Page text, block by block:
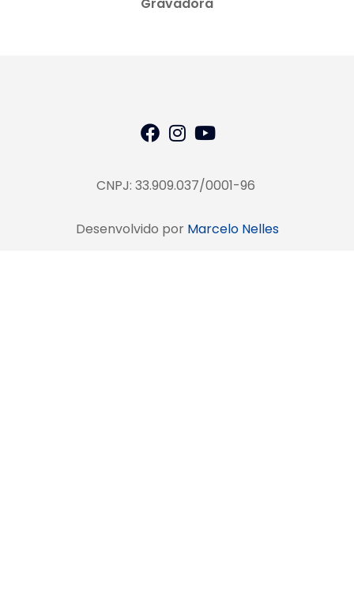
Gravadora
CNPJ: 33.909.037/0001-96
Desenvolvido por Marcelo Nelles